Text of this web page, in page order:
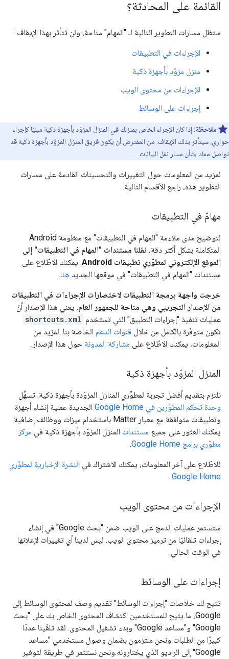
القائمة على المحادثة؟
ستظل مسارات التطوير التالية لـ "المهام" متاحة، ولن تتأثر بهذا الإيقاف:
الإجراءات في التطبيقات
منزل مزوّد بأجهزة ذكية
الإجراءات من محتوى الويب
إجراءات على الوسائط
ملاحظة: إذا كان الإجراء الخاص بمنزلك في المنزل المزوّد بأجهزة ذكية مبنيًا كإجراء
حواري، سيتأثر بذلك الإيقاف. من المفترض أن يكون فريق المنزل المزوّد بأجهزة ذكية قد
تواصل معك بشأن مسار نقل البيانات.
لمزيد من المعلومات حول التغييرات والتحسينات القادمة على مسارات
التطوير هذه، راجع الأقسام التالية.
مهامّ في التطبيقات
لتوضيح مدى ملاءمة "المهام في التطبيقات" مع منظومة Android
المتكاملة بشكل أكثر دقة، نقلنا مستندات "المهام في التطبيقات" إلى
الموقع الإلكتروني لمطوّري تطبيقات Android
. يمكنك الاطّلاع على
مستندات "المهام في التطبيقات" في موقعها الجديد هنا.
خرجت واجهة برمجة التطبيقات لاختصارات الإجراءات في التطبيقات
من الإصدار التجريبي وهي متاحة للجمهور العام. يعني هذا الإصدار أنّ
عمليات تنفيذ "إجراءات التطبيق" التي تستخدم shortcuts.xml
تكون متوفّرة بالكامل من خلال قنوات الدعم الخاصة بنا. لمزيد من
المعلومات، يمكنك الاطّلاع على مشاركة المدونة حول هذا الإصدار.
المنزل المزوّد بأجهزة ذكية
نلتزم بتقديم أفضل تجربة لمطوِّري المنازل المزوّدة بأجهزة ذكية. تسهِّل
وحدة تحكم المطوّرين في Google Home
الجديدة عملية إنشاء أجهزة
وتطبيقات متوافقة مع معيار Matter باستخدام ميزات ووظائف إضافية.
يمكنك العثور على جميع مستندات المنزل المزوّد بأجهزة ذكية في مركز
مطوّري برامج Google Home
.
للاطّلاع على آخر المعلومات، يمكنك الاشتراك في النشرة الإخبارية لمطوّري
Google Home
.
الإجراءات من محتوى الويب
ستستمر عمليات الدمج على الويب ضمن "بحث Google" في إنشاء
إجراءات تلقائيًا من ترميز محتوى الويب. ليس لدينا أي تغييرات لإعلانها
في الوقت الحالي.
إجراءات على الوسائط
تتيح لك خلاصات "إجراءات الوسائط" تقديم وصف لمحتوى الوسائط إلى
Google، ما يتيح للمستخدمين اكتشاف المحتوى الخاص بك على "بحث
Google" و"مساعد Google" وبدء تشغيل المحتوى. لقد تلقّينا عددًا
كبيرًا من الطلبات ونحن ملتزمون بضمان وصول مستخدمي "مساعد
Google" إلى الراديو الذي يختارونه.ونحن نستثمر في طريقة لتوفير